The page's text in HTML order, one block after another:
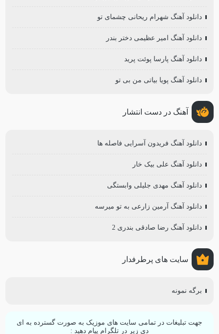
دانلود آهنگ شهرام ریحانی چشمای تو
دانلود آهنگ امیر عظیمی دختر بندر
دانلود آهنگ پارسا پوئت پرید
دانلود آهنگ پویا بیاتی من بی تو
آهنگ در دست انتشار
دانلود آهنگ فریدون آسرایی فاصله ها
دانلود آهنگ علی بیک خار
دانلود آهنگ مهدی جلیلی وابستگی
دانلود آهنگ آرمین زارعی به تو میرسه
دانلود آهنگ رضا صادقی بندری 2
سایت های پرطرفدار
برگه نمونه
جهت تبلیغات در تمامی سایت های موزیک به صورت گسترده به ای
دی زیر در تلگرام پیام دهید :